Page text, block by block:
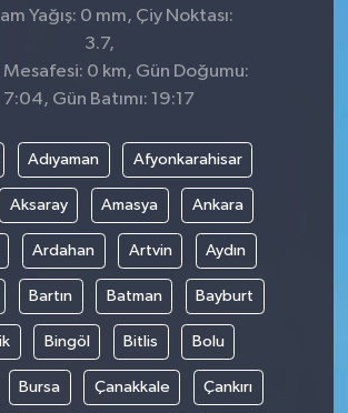
Yağış: 0 mm, Çiy Noktası:
3.7,
Mesafesi: 0 km, Gün Doğumu:
7:04, Gün Batımı: 19:17
Adıyaman Afyonkarahisar
Aksaray Amasya Ankara
Ardahan Artvin Aydın
Bartın Batman Bayburt
Bingöl Bitlis Bolu
Bursa Çanakkale Çankırı